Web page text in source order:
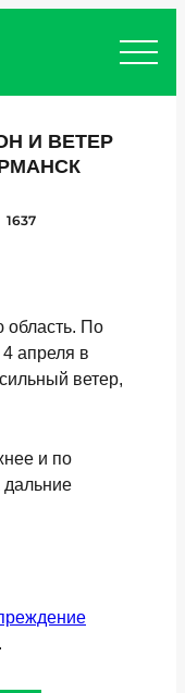
И ВЕТЕР
1637
область. По
апреля в
ветер,
и по
дальние
.